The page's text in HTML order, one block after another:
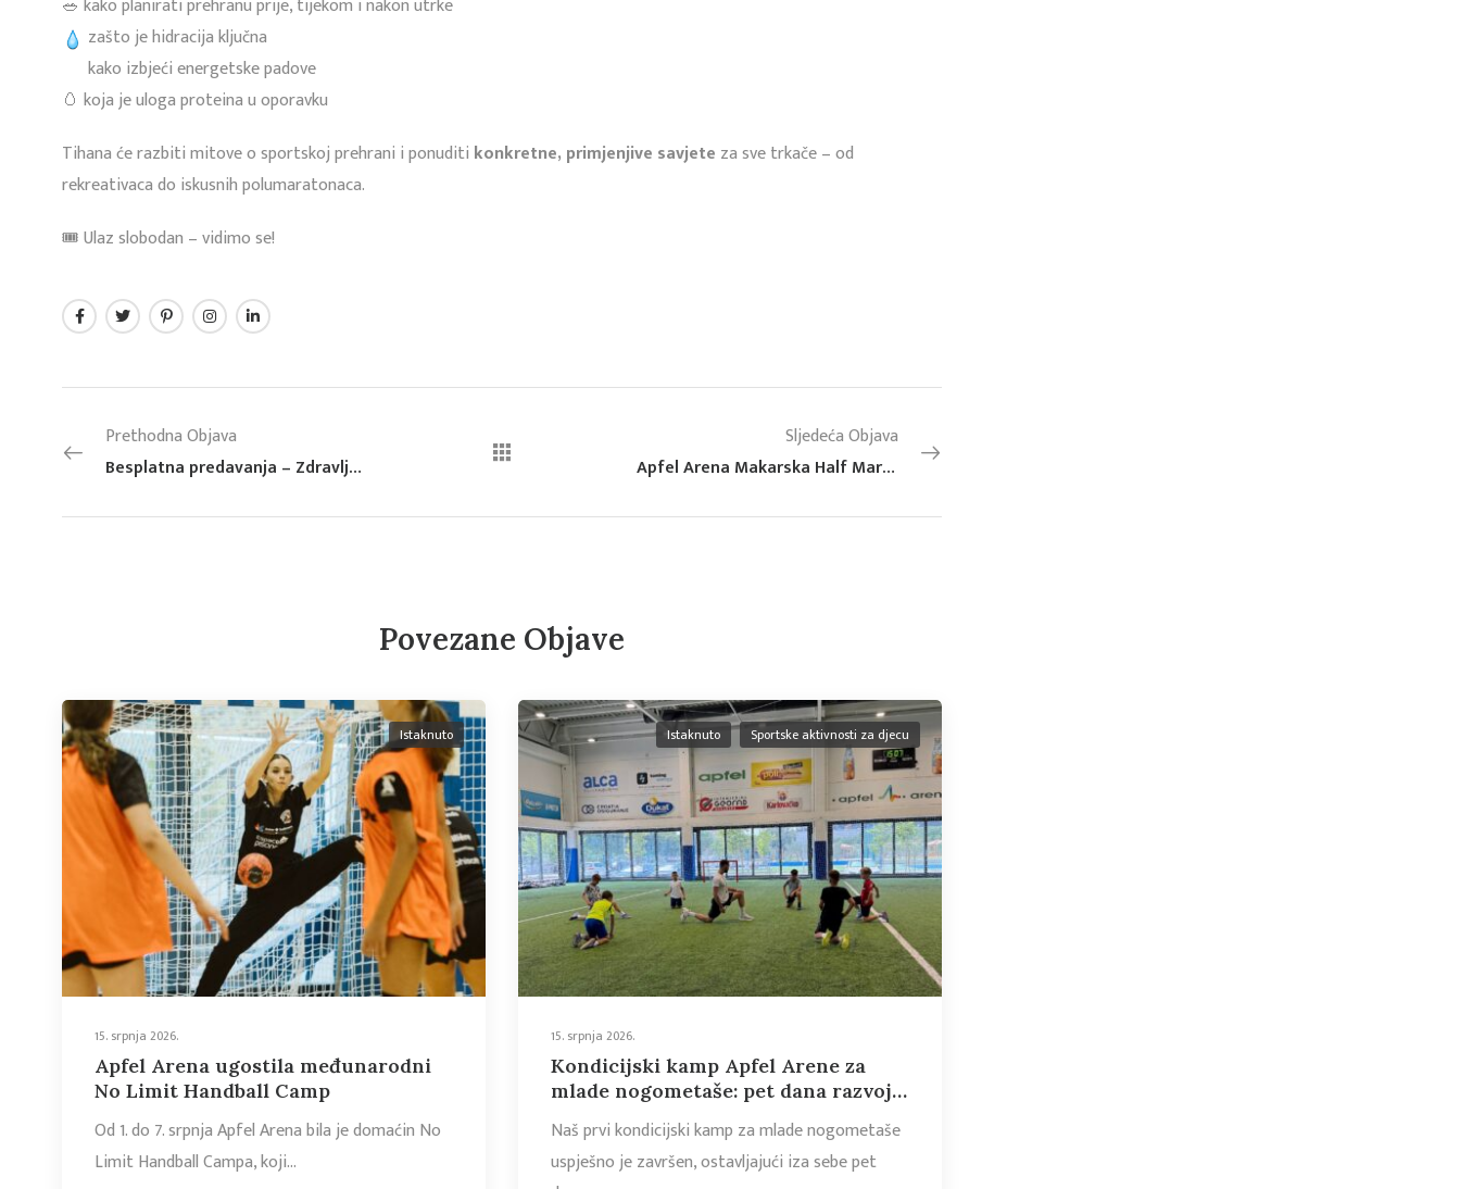
🥗 kako planirati prehranu prije, tijekom i nakon utrke
zašto je hidracija ključna
kako izbjeći energetske padove
🥚 koja je uloga proteina u oporavku
Tihana će razbiti mitove o sportskoj prehrani i ponuditi konkretne, primjenjive savjete za sve trkače – od
rekreativaca do iskusnih polumaratonaca.
🎟️ Ulaz slobodan – vidimo se!
Prethodna Objava
Besplatna predavanja – Zdravlje počinje pokretom i zdravom prehranom
Sljedeća Objava
Apfel Arena Makarska Half Marathon 2025
Povezane Objave
15. srpnja 2026.
Istaknuto
Apfel Arena ugostila međunarodni
No Limit Handball Camp
Od 1. do 7. srpnja Apfel Arena bila je domaćin No
Limit Handball Campa, koji…
15. srpnja 2026.
Istaknuto Sportske aktivnosti za djecu
Kondicijski kamp Apfel Arene za
mlade nogometaše: pet dana razvoja
sportskog zajedništva
Naš prvi kondicijski kamp za mlade nogometaše
uspješno je završen, ostavljajući iza sebe pet